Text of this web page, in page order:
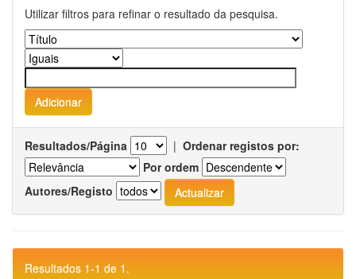
Utilizar filtros para refinar o resultado da pesquisa.
Resultados/Página | Ordenar registos por:
Por ordem
Autores/Registo
Resultados 1-1 de 1.